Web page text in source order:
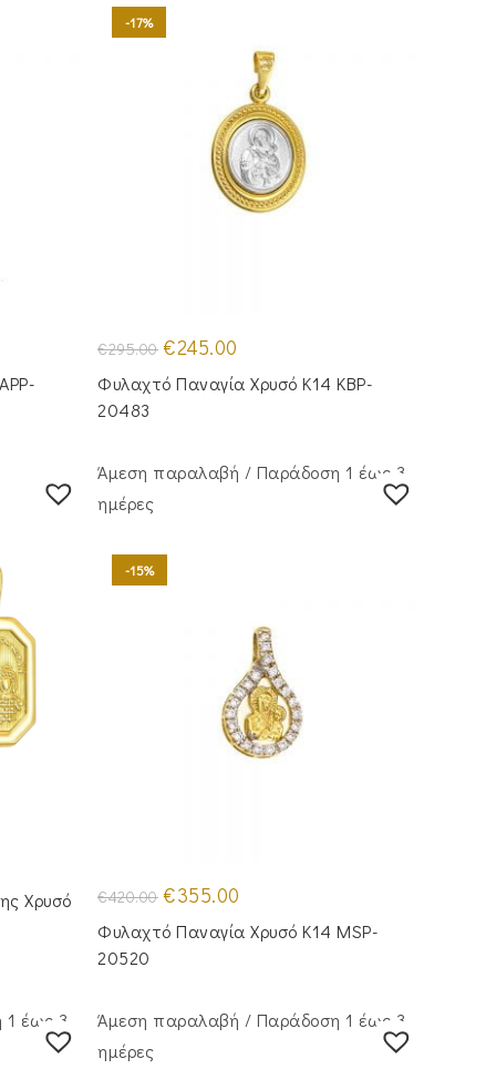
-17%
€295.00 Original
price
was:
€295.00.
€245.00
τιμή
είναι:
Φυλαχτό Παναγία Χρυσό Κ14 KBP-
20483
Χρυσό
Άμεση παραλαβή / Παράδoση 1 έως 3
ημέρες
-15%
€420.00 Original
price
was:
€420.00.
€355.00
τιμή
είναι:
Φυλαχτό Παναγία Χρυσό Κ14 MSP-
20520
έως 3
Άμεση παραλαβή / Παράδoση 1 έως 3
ημέρες